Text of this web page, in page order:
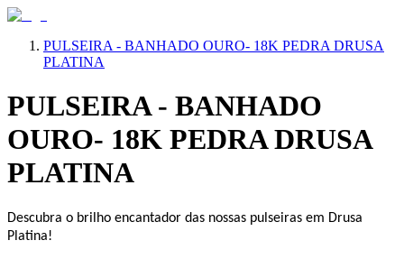
PULSEIRA - BANHADO OURO- 18K PEDRA DRUSA
PLATINA
PULSEIRA - BANHADO
OURO- 18K PEDRA DRUSA
PLATINA
Descubra o brilho encantador das nossas pulseiras em Drusa
Platina!